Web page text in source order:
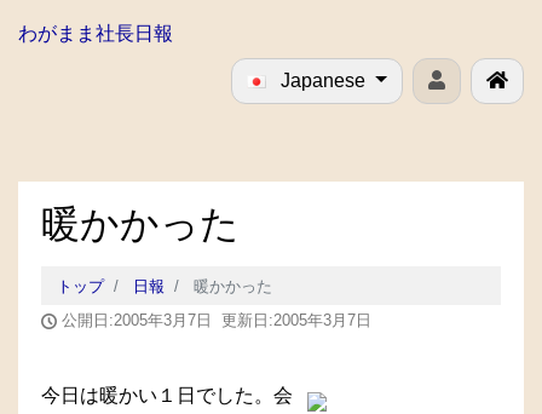
わがまま社長日報
Japanese
暖かかった
トップ 日報
暖かかった
公開日:2005年3月7日 更新日:2005年3月7日
今日は暖かい１日でした。会